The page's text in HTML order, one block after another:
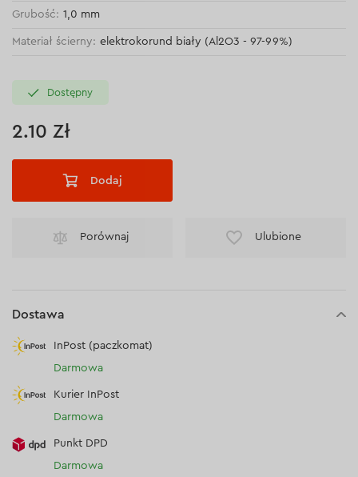
Grubość: 1,0 mm
Materiał ścierny: elektrokorund biały (Al2O3 - 97-99%)
Dostępny
2.10 Zł
Dodaj
Porównaj Ulubione
Dostawa
InPost (paczkomat)
Darmowa
Kurier InPost
Darmowa
Punkt DPD
Darmowa